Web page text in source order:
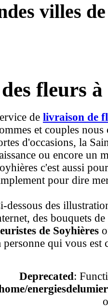
villes
fleurs à
de livraison de
et couples
d'occasions, la
ou encore un
c'est aussi
pour dire
dessous des
des bouquets
de Soyhières
personne qui vous est
Deprecated: